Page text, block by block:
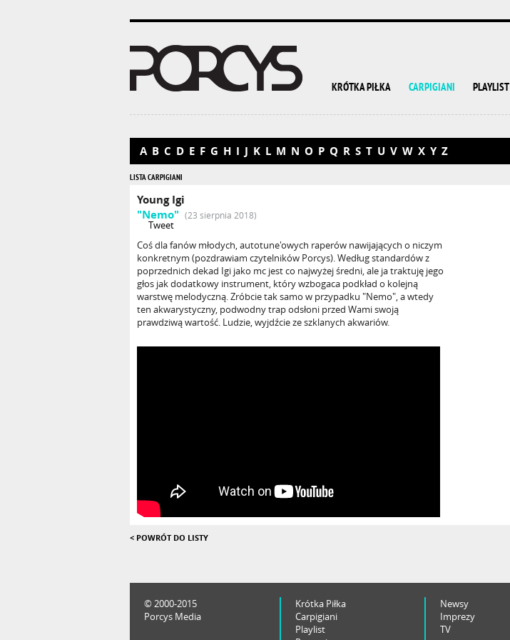
KRÓTKA PIŁKA CARPIGIANI PLAYLIST
A B C D E F G H I J K L M N O P Q R S T U V W X Y Z
LISTA CARPIGIANI
Young Igi
"Nemo" (23 sierpnia 2018)
Tweet
Coś dla fanów młodych, autotune'owych raperów nawijających o niczym
konkretnym (pozdrawiam czytelników Porcys). Według standardów z
poprzednich dekad Igi jako mc jest co najwyżej średni, ale ja traktuję jego
głos jak dodatkowy instrument, który wzbogaca podkład o kolejną
warstwę melodyczną. Zróbcie tak samo w przypadku "Nemo", a wtedy
ten akwarystyczny, podwodny trap odsłoni przed Wami swoją
prawdziwą wartość. Ludzie, wyjdźcie ze szklanych akwariów.
< POWRÓT DO LISTY
© 2000-2015
Porcys Media
Krótka Piłka
Carpigiani
Playlist
Newsy
Imprezy
TV